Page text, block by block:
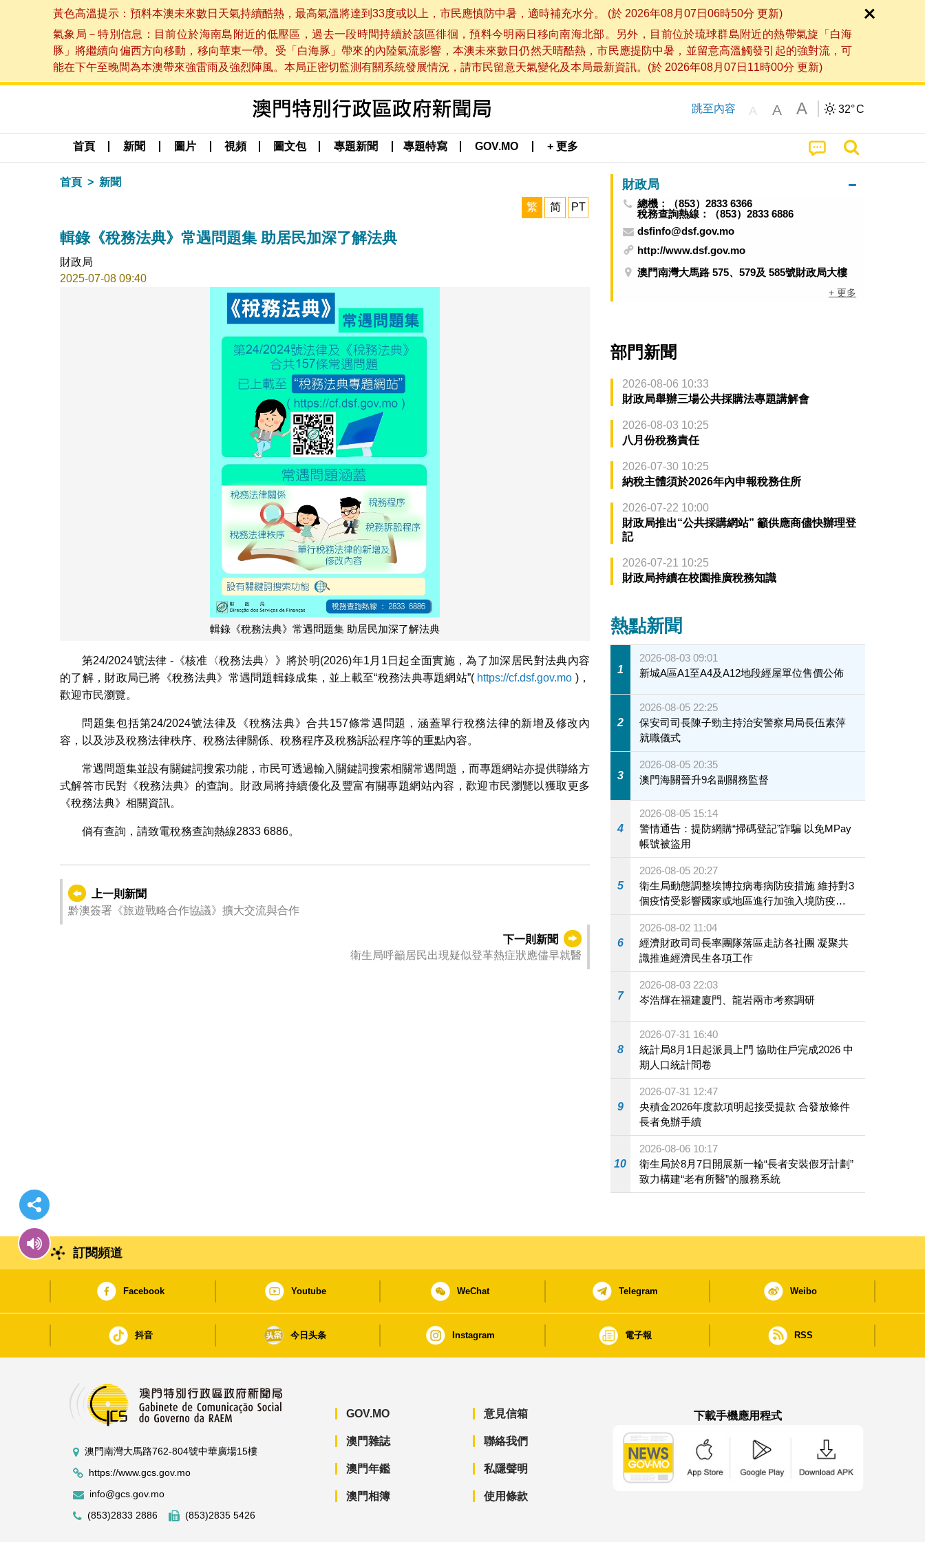
黃色高溫提示：預料本澳未來數日天氣持續酷熱，最高氣溫將達到33度或以上，市民應慎防中暑，適時補充水分。 (於 2026年08月07日06時50分 更新)
氣象局－特別信息：目前位於海南島附近的低壓區，過去一段時間持續於該區徘徊，預料今明兩日移向南海北部。另外，目前位於琉球群島附近的熱帶氣旋「白海
豚」將繼續向偏西方向移動，移向華東一帶。受「白海豚」帶來的內陸氣流影響，本澳未來數日仍然天晴酷熱，市民應提防中暑，並留意高溫觸發引起的強對流，可
能在下午至晚間為本澳帶來強雷雨及強烈陣風。本局正密切監測有關系統發展情況，請市民留意天氣變化及本局最新資訊。(於 2026年08月07日11時00分 更新)
跳至內容 A A A 32°C
首頁 新聞 圖片 視頻 圖文包 專題新聞 專題特寫 GOV.MO + 更多
首頁 新聞
繁 简 PT
輯錄《稅務法典》常遇問題集 助居民加深了解法典
財政局
2025-07-08 09:40
輯錄《稅務法典》常遇問題集 助居民加深了解法典
第24/2024號法律 -《核准〈稅務法典〉》將於明(2026)年1月1日起全面實施，為了加深居民對法典內容
的了解，財政局已將《稅務法典》常遇問題輯錄成集，並上載至“稅務法典專題網站”( https://cf.dsf.gov.mo )，
歡迎市民瀏覽。
問題集包括第24/2024號法律及《稅務法典》合共157條常遇問題，涵蓋單行稅務法律的新增及修改內
容，以及涉及稅務法律秩序、稅務法律關係、稅務程序及稅務訴訟程序等的重點內容。
常遇問題集並設有關鍵詞搜索功能，市民可透過輸入關鍵詞搜索相關常遇問題，而專題網站亦提供聯絡方
式解答市民對《稅務法典》的查詢。財政局將持續優化及豐富有關專題網站內容，歡迎市民瀏覽以獲取更多
《稅務法典》相關資訊。
倘有查詢，請致電稅務查詢熱線2833 6886。
上一則新聞
黔澳簽署《旅遊戰略合作協議》擴大交流與合作
下一則新聞
衛生局呼籲居民出現疑似登革熱症狀應儘早就醫
財政局
總機：（853）2833 6366
稅務查詢熱線：（853）2833 6886
dsfinfo@dsf.gov.mo
http://www.dsf.gov.mo
澳門南灣大馬路 575、579及 585號財政局大樓
+ 更多
部門新聞
2026-08-06 10:33
財政局舉辦三場公共採購法專題講解會
2026-08-03 10:25
八月份稅務責任
2026-07-30 10:25
納稅主體須於2026年內申報稅務住所
2026-07-22 10:00
財政局推出“公共採購網站” 籲供應商儘快辦理登
記
2026-07-21 10:25
財政局持續在校園推廣稅務知識
熱點新聞
1
2026-08-03 09:01
新城A區A1至A4及A12地段經屋單位售價公佈
2
2026-08-05 22:25
保安司司長陳子勁主持治安警察局局長伍素萍
就職儀式
3
2026-08-05 20:35
澳門海關晉升9名副關務監督
4
2026-08-05 15:14
警情通告：提防網購“掃碼登記”詐騙 以免MPay
帳號被盜用
5
2026-08-05 20:27
衛生局動態調整埃博拉病毒病防疫措施 維持對3
個疫情受影響國家或地區進行加強入境防疫措
施
6
2026-08-02 11:04
經濟財政司司長率團隊落區走訪各社團 凝聚共
識推進經濟民生各項工作
7
2026-08-03 22:03
岑浩輝在福建廈門、龍岩兩市考察調研
8
2026-07-31 16:40
統計局8月1日起派員上門 協助住戶完成2026 中
期人口統計問卷
9
2026-07-31 12:47
央積金2026年度款項明起接受提款 合發放條件
長者免辦手續
10
2026-08-06 10:17
衛生局於8月7日開展新一輪“長者安裝假牙計劃”
致力構建“老有所醫”的服務系統
訂閱頻道
Facebook Youtube WeChat Telegram Weibo
抖音 今日头条 Instagram 電子報 RSS
澳門南灣大馬路762-804號中華廣場15樓
https://www.gcs.gov.mo
info@gcs.gov.mo
(853)2833 2886
(853)2835 5426
GOV.MO
澳門雜誌
澳門年鑑
澳門相簿
意見信箱
聯絡我們
私隱聲明
使用條款
下載手機應用程式